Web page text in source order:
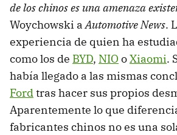
de los chinos es una amenaza
Woychowski aAutomotive News.
experiencia de quien ha
como los de BYD, NIO oXiaomi.
había llegado a las mismas
Fordtras hacer sus propios
Aparentemente lo que
fabricantes chinos no es una